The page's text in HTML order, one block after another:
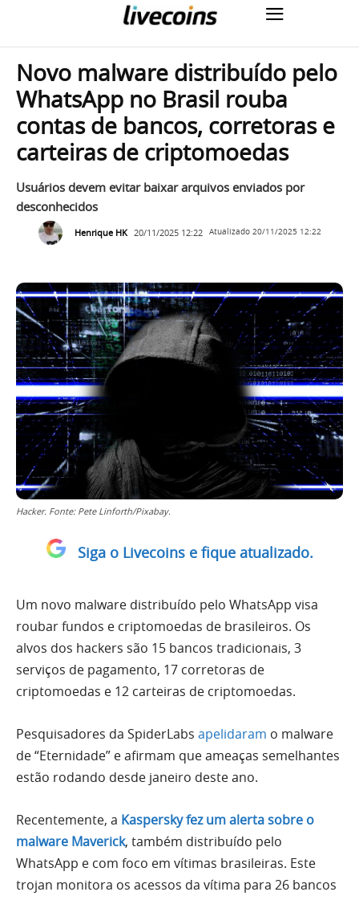
Novo malware distribuído pelo
WhatsApp no Brasil rouba
contas de bancos, corretoras e
carteiras de criptomoedas
Usuários devem evitar baixar arquivos enviados por
desconhecidos
Henrique HK 20/11/2025 12:22 Atualizado 20/11/2025 12:22
Hacker. Fonte: Pete Linforth/Pixabay.
Siga o Livecoins e fique atualizado.
Um novo malware distribuído pelo WhatsApp visa
roubar fundos e criptomoedas de brasileiros. Os
alvos dos hackers são 15 bancos tradicionais, 3
serviços de pagamento, 17 corretoras de
criptomoedas e 12 carteiras de criptomoedas.
Pesquisadores da SpiderLabs apelidaram o malware
de “Eternidade” e afirmam que ameaças semelhantes
estão rodando desde janeiro deste ano.
Recentemente, a Kaspersky fez um alerta sobre o
malware Maverick, também distribuído pelo
WhatsApp e com foco em vítimas brasileiras. Este
trojan monitora os acessos da vítima para 26 bancos